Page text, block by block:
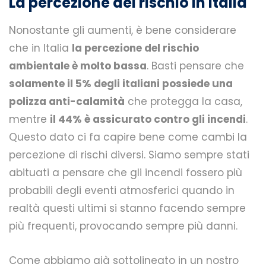
Nonostante gli aumenti, è bene considerare
che in Italia la percezione del rischio
ambientale è molto bassa. Basti pensare che
solamente il 5% degli italiani possiede una
polizza anti-calamità che protegga la casa,
mentre il 44% è assicurato contro gli incendi.
Questo dato ci fa capire bene come cambi la
percezione di rischi diversi. Siamo sempre stati
abituati a pensare che gli incendi fossero più
probabili degli eventi atmosferici quando in
realtà questi ultimi si stanno facendo sempre
più frequenti, provocando sempre più danni.
Come abbiamo già sottolineato in un nostro